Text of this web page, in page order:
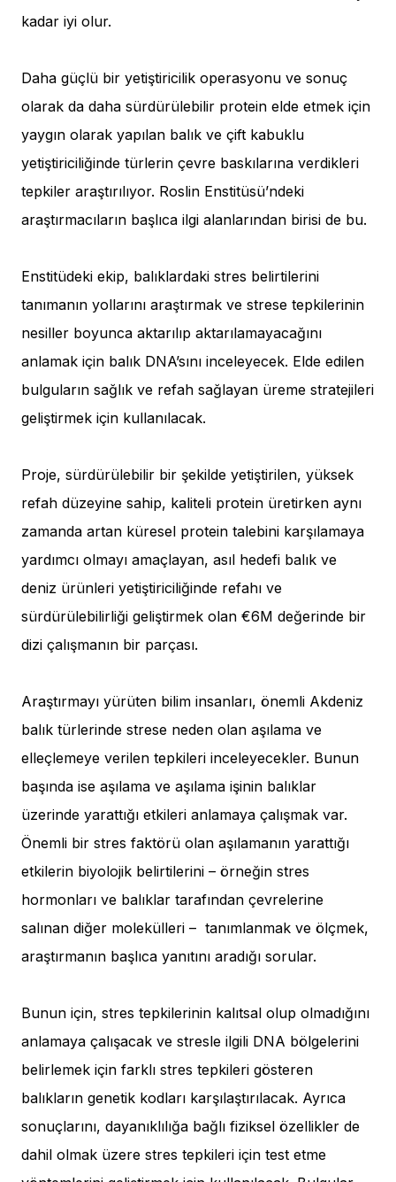
kadar iyi olur.
Daha güçlü bir yetiştiricilik operasyonu ve sonuç
olarak da daha sürdürülebilir protein elde etmek için
yaygın olarak yapılan balık ve çift kabuklu
yetiştiriciliğinde türlerin çevre baskılarına verdikleri
tepkiler araştırılıyor. Roslin Enstitüsü’ndeki
araştırmacıların başlıca ilgi alanlarından birisi de bu.
Enstitüdeki ekip, balıklardaki stres belirtilerini
tanımanın yollarını araştırmak ve strese tepkilerinin
nesiller boyunca aktarılıp aktarılamayacağını
anlamak için balık DNA’sını inceleyecek. Elde edilen
bulguların sağlık ve refah sağlayan üreme stratejileri
geliştirmek için kullanılacak.
Proje, sürdürülebilir bir şekilde yetiştirilen, yüksek
refah düzeyine sahip, kaliteli protein üretirken aynı
zamanda artan küresel protein talebini karşılamaya
yardımcı olmayı amaçlayan, asıl hedefi balık ve
deniz ürünleri yetiştiriciliğinde refahı ve
sürdürülebilirliği geliştirmek olan €6M değerinde bir
dizi çalışmanın bir parçası.
Araştırmayı yürüten bilim insanları, önemli Akdeniz
balık türlerinde strese neden olan aşılama ve
elleçlemeye verilen tepkileri inceleyecekler. Bunun
başında ise aşılama ve aşılama işinin balıklar
üzerinde yarattığı etkileri anlamaya çalışmak var.
Önemli bir stres faktörü olan aşılamanın yarattığı
etkilerin biyolojik belirtilerini – örneğin stres
hormonları ve balıklar tarafından çevrelerine
salınan diğer molekülleri – tanımlanmak ve ölçmek,
araştırmanın başlıca yanıtını aradığı sorular.
Bunun için, stres tepkilerinin kalıtsal olup olmadığını
anlamaya çalışacak ve stresle ilgili DNA bölgelerini
belirlemek için farklı stres tepkileri gösteren
balıkların genetik kodları karşılaştırılacak. Ayrıca
sonuçlarını, dayanıklılığa bağlı fiziksel özellikler de
dahil olmak üzere stres tepkileri için test etme